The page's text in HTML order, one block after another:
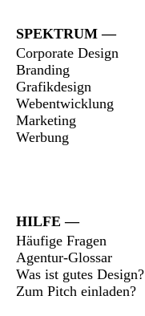
SPEKTRUM
Corporate Design
Branding
Grafikdesign
Webentwicklung
Marketing
Werbung
HILFE
Häufige Fragen
Agentur-Glossar
Was ist gutes Design?
Zum Pitch einladen?